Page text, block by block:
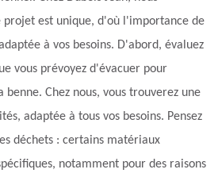
projet est unique, d'où l'importance de
à vos besoins. D'abord, évaluez
vous prévoyez d'évacuer pour
Chez nous, vous trouverez une
adaptée à tous vos besoins. Pensez
déchets : certains matériaux
notamment pour des raisons